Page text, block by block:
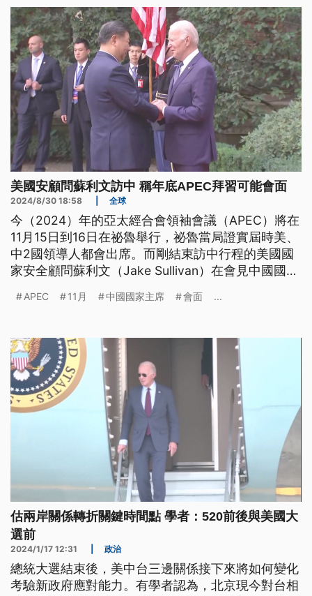
美國安顧問蘇利文訪中 稱年底APEC拜習可能會面
2024/8/30 18:58 全球
今（2024）年的亞太經合會領袖會議（APEC）將在
11月15日到16日在祕魯舉行，祕魯當局證實屆時美、
中2國領導人都會出席。而剛結束訪中行程的美國國
家安全顧問蘇利文（Jake Sullivan）在會見中國國家
可能在APEC場合會面。
APEC 11月 中國國家主席 會面 ...
估兩岸關係轉折關鍵時間點 學者：520前後與美國大
選前
2024/1/17 12:31 政治
總統大選結束後，美中台三邊關係接下來將如何變化
考驗新政府應對能力。有學者認為，北京現今對台相